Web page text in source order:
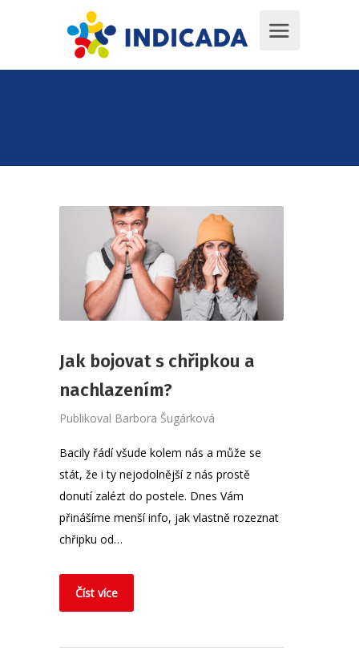
Jak bojovat s chřipkou a
nachlazením?
Publikoval Barbora Šugárková
Bacily řádí všude kolem nás a může se
stát, že i ty nejodolnější z nás prostě
donutí zalézt do postele. Dnes Vám
přinášíme menší info, jak vlastně rozeznat
chřipku od…
Číst více